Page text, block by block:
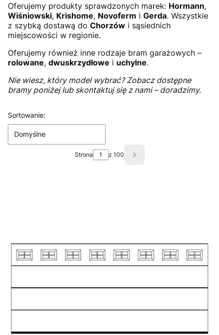
Oferujemy produkty sprawdzonych marek: Hormann,
Wiśniowski, Krishome, Novoferm i Gerda. Wszystkie
z szybką dostawą do Chorzów i sąsiednich
miejscowości w regionie.
Oferujemy również inne rodzaje bram garażowych –
rolowane, dwuskrzydłowe i uchylne.
Nie wiesz, który model wybrać? Zobacz dostępne
bramy poniżej lub skontaktuj się z nami – doradzimy.
Lista produktów
Sortowanie:
Domyślne
Strona z 100 Następne produkty